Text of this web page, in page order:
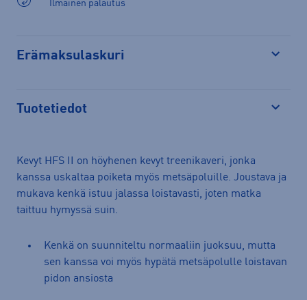
Ilmainen palautus
Erämaksulaskuri
Tuotetiedot
Kevyt HFS II on höyhenen kevyt treenikaveri, jonka
kanssa uskaltaa poiketa myös metsäpoluille. Joustava ja
mukava kenkä istuu jalassa loistavasti, joten matka
taittuu hymyssä suin.
Kenkä on suunniteltu normaaliin juoksuu, mutta
sen kanssa voi myös hypätä metsäpolulle loistavan
pidon ansiosta